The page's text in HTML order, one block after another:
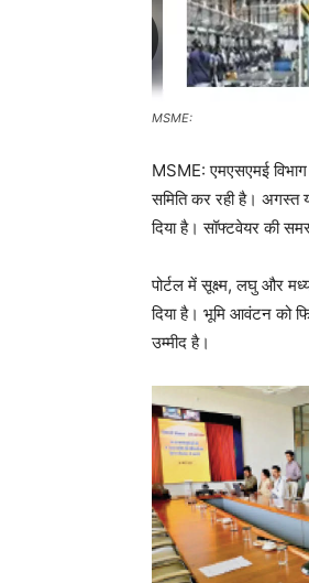
MSME:
MSME: एमएसएमई
समिति कर रही है।
दिया है। सॉफ्टवेयर की
पोर्टल में सूक्ष्म, लघु और
दिया है। भूमि आवंटन को
उम्मीद है।